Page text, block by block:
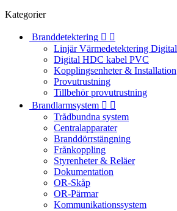
Kategorier
Branddetektering  
Linjär Värmedetektering Digital
Digital HDC kabel PVC
Kopplingsenheter & Installation
Provutrustning
Tillbehör provutrustning
Brandlarmsystem  
Trådbundna system
Centralapparater
Branddörrstängning
Frånkoppling
Styrenheter & Reläer
Dokumentation
OR-Skåp
OR-Pärmar
Kommunikationssystem